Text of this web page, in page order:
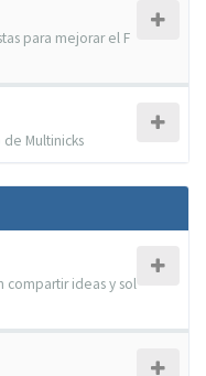
para mejorar el F
Multinicks
compartir ideas y sol